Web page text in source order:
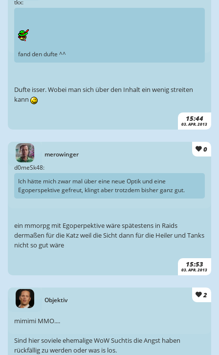
15:44
03. APR. 2013
tkx:
fand den dufte ^^
Dufte isser. Wobei man sich über den Inhalt ein wenig streiten
kann
merowinger
0
15:53
03. APR. 2013
d0meSk48:
Ich hätte mich zwar mal über eine neue Optik und eine
Egoperspektive gefreut, klingt aber trotzdem bisher ganz gut.
ein mmorpg mit Egoperpektive wäre spätestens in Raids
dermaßen für die Katz weil die Sicht dann für die Heiler und Tanks
nicht so gut wäre
Objektiv
2
mimimi MMO....
Sind hier soviele ehemalige WoW Suchtis die Angst haben
rückfällig zu werden oder was is los.